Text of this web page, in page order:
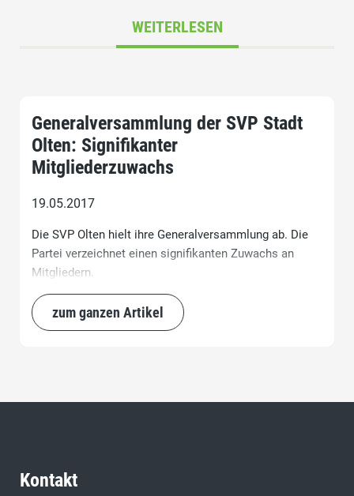
WEITERLESEN
Generalversammlung der SVP Stadt
Olten: Signifikanter
Mitgliederzuwachs
19.05.2017
Die SVP Olten hielt ihre Generalversammlung ab. Die
Partei verzeichnet einen signifikanten Zuwachs an
Mitgliedern.
zum ganzen Artikel
Kontakt